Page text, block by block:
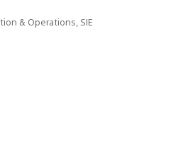
& Operations, SIE